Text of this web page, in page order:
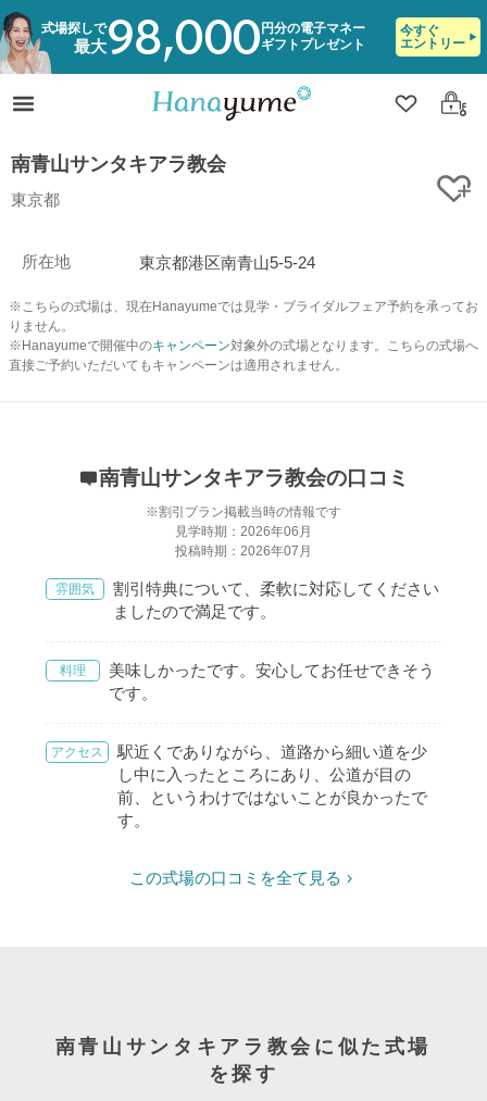
式場探しで
最大98,000 円分の電子マネー
ギフトプレゼント
今すぐ
エントリー
クリップ
ログ
南青山サンタキアラ教会
東京都
所在地 東京都港区南青山5-5-24
※こちらの式場は、現在Hanayumeでは見学・ブライダルフェア予約を承ってお
りません。
※Hanayumeで開催中のキャンペーン対象外の式場となります。こちらの式場へ
直接ご予約いただいてもキャンペーンは適用されません。
南青山サンタキアラ教会の口コミ
※割引プラン掲載当時の情報です
見学時期：2026年06月
投稿時期：2026年07月
雰囲気
割引特典について、柔軟に対応してください
ましたので満足です。
料理
美味しかったです。安心してお任せできそう
です。
アクセス
駅近くでありながら、道路から細い道を少
し中に入ったところにあり、公道が目の
前、というわけではないことが良かったで
す。
この式場の口コミを全て見る
南青山サンタキアラ教会に似た式場
を探す